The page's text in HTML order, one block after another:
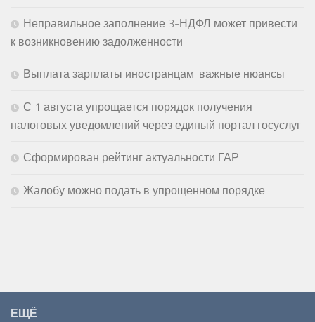
Неправильное заполнение 3-НДФЛ может привести
к возникновению задолженности
Выплата зарплаты иностранцам: важные нюансы
С 1 августа упрощается порядок получения
налоговых уведомлений через единый портал госуслуг
Сформирован рейтинг актуальности ГАР
Жалобу можно подать в упрощенном порядке
ЕЩЁ